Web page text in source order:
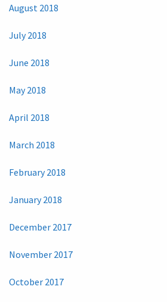
August 2018
July 2018
June 2018
May 2018
April 2018
March 2018
February 2018
January 2018
December 2017
November 2017
October 2017